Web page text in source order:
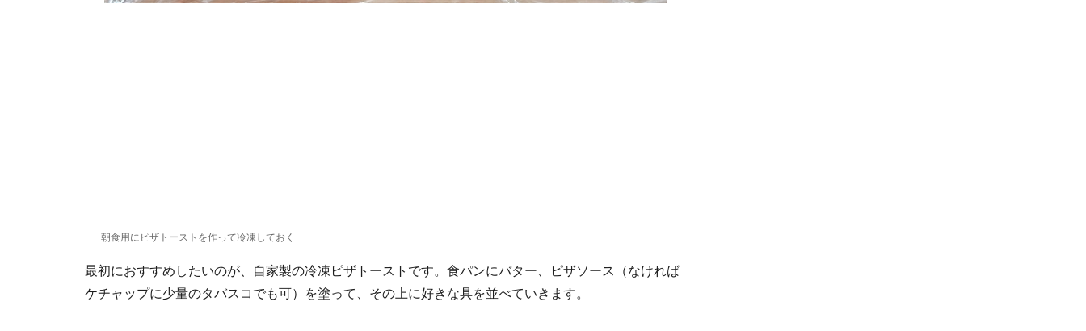
朝食用にピザトーストを作って冷凍しておく
最初におすすめしたいのが、自家製の冷凍ピザトーストです。食パンにバター、ピザソース（なければ
ケチャップに少量のタバスコでも可）を塗って、その上に好きな具を並べていきます。